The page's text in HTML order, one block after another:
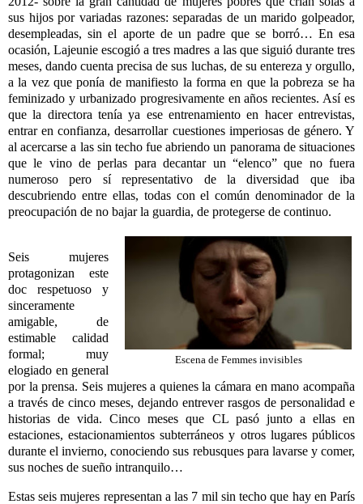
sus hijos por variadas razones: separadas de un marido golpeador,
desempleadas, sin el aporte de un padre que se borró… En esa
ocasión, Lajeunie escogió a tres madres a las que siguió durante tres
meses, dando cuenta precisa de sus luchas, de su entereza y orgullo,
a la vez que ponía de manifiesto la forma en que la pobreza se ha
feminizado y urbanizado progresivamente en años recientes. Así es
que la directora tenía ya ese entrenamiento en hacer entrevistas,
entrar en confianza, desarrollar cuestiones imperiosas de género. Y
al acercarse a las sin techo fue abriendo un panorama de situaciones
que le vino de perlas para decantar un “elenco” que no fuera
numeroso pero sí representativo de la diversidad que iba
descubriendo entre ellas, todas con el común denominador de la
preocupación de no bajar la guardia, de protegerse de continuo.
Escena de Femmes invisibles
Seis mujeres
protagonizan este
doc respetuoso y
sinceramente
amigable, de
estimable calidad
formal; muy
elogiado en general
por la prensa. Seis mujeres a quienes la cámara en mano acompaña
a través de cinco meses, dejando entrever rasgos de personalidad e
historias de vida. Cinco meses que CL pasó junto a ellas en
estaciones, estacionamientos subterráneos y otros lugares públicos
durante el invierno, conociendo sus rebusques para lavarse y comer,
sus noches de sueño intranquilo…
Estas seis mujeres representan a las 7 mil sin techo que hay en París